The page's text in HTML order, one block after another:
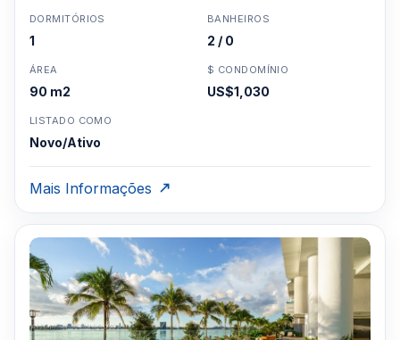
DORMITÓRIOS
1
BANHEIROS
2 / 0
ÁREA
90 m2
$ CONDOMÍNIO
US$1,030
LISTADO COMO
Novo/Ativo
Mais Informações